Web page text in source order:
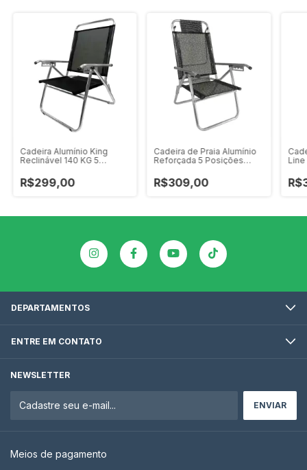
Cadeira Alumínio King
Reclinável 140 KG 5
Resistente
R$299,00
Cadeira de Praia Alumínio
Reforçada 5 Posições
Zaka 120 KG
R$309,00
Line
DEPARTAMENTOS
ENTRE EM CONTATO
NEWSLETTER
Meios de pagamento